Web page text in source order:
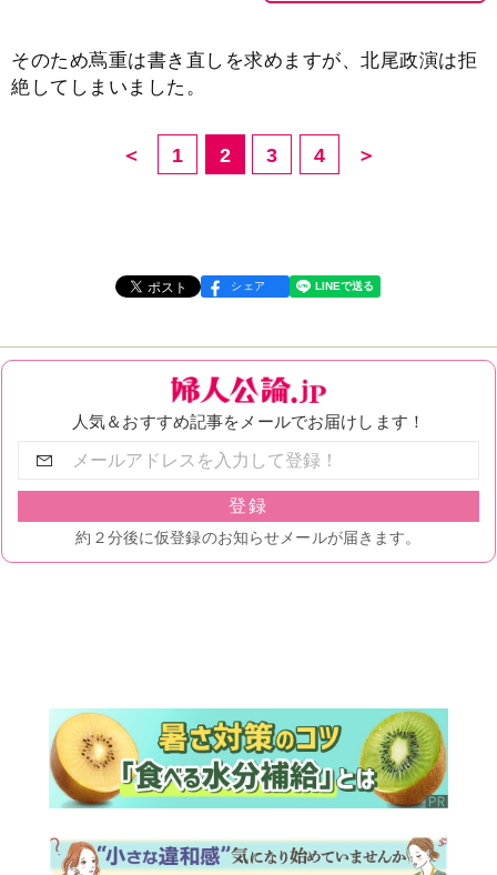
そのため蔦重は書き直しを求めますが、北尾政演は拒
絶してしまいました。
＜ 1 2 3 4 ＞
シェア